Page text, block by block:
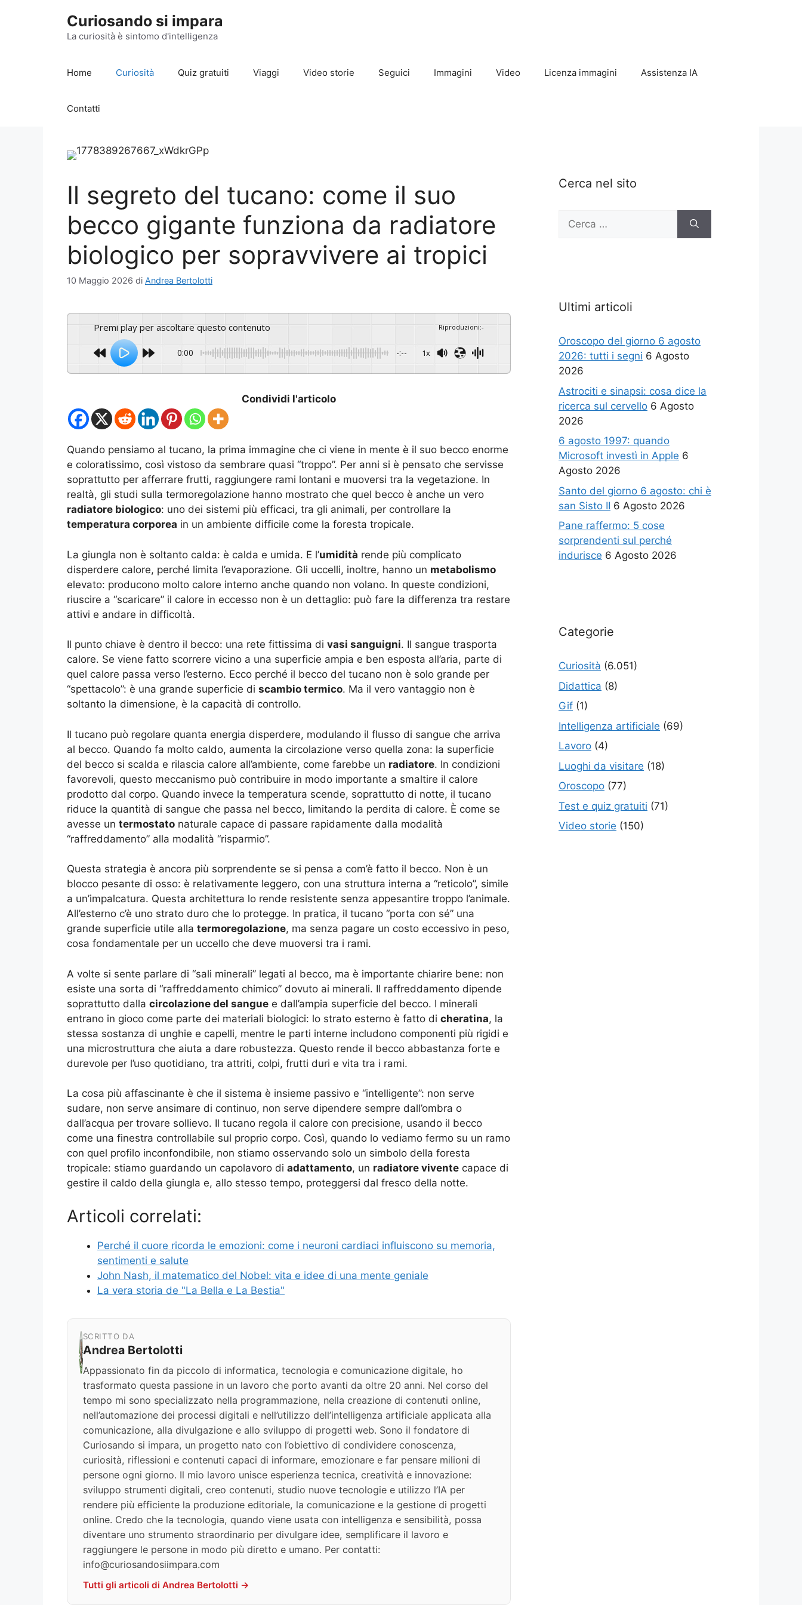
Curiosando si impara
La curiosità è sintomo d'intelligenza
Home Curiosità Quiz gratuiti Viaggi Video storie Seguici Immagini Video Licenza immagini Assistenza IA
Contatti
Il segreto del tucano: come il suo
becco gigante funziona da radiatore
biologico per sopravvivere ai tropici
10 Maggio 2026 di Andrea Bertolotti
Premi play per ascoltare questo contenuto Riproduzioni:-
0:00 -:-- 1x
Condividi l'articolo
Quando pensiamo al tucano, la prima immagine che ci viene in mente è il suo becco enorme
e coloratissimo, così vistoso da sembrare quasi “troppo”. Per anni si è pensato che servisse
soprattutto per afferrare frutti, raggiungere rami lontani e muoversi tra la vegetazione. In
realtà, gli studi sulla termoregolazione hanno mostrato che quel becco è anche un vero
radiatore biologico: uno dei sistemi più efficaci, tra gli animali, per controllare la
temperatura corporea in un ambiente difficile come la foresta tropicale.
La giungla non è soltanto calda: è calda e umida. E l’umidità rende più complicato
disperdere calore, perché limita l’evaporazione. Gli uccelli, inoltre, hanno un metabolismo
elevato: producono molto calore interno anche quando non volano. In queste condizioni,
riuscire a “scaricare” il calore in eccesso non è un dettaglio: può fare la differenza tra restare
attivi e andare in difficoltà.
Il punto chiave è dentro il becco: una rete fittissima di vasi sanguigni. Il sangue trasporta
calore. Se viene fatto scorrere vicino a una superficie ampia e ben esposta all’aria, parte di
quel calore passa verso l’esterno. Ecco perché il becco del tucano non è solo grande per
“spettacolo”: è una grande superficie di scambio termico. Ma il vero vantaggio non è
soltanto la dimensione, è la capacità di controllo.
Il tucano può regolare quanta energia disperdere, modulando il flusso di sangue che arriva
al becco. Quando fa molto caldo, aumenta la circolazione verso quella zona: la superficie
del becco si scalda e rilascia calore all’ambiente, come farebbe un radiatore. In condizioni
favorevoli, questo meccanismo può contribuire in modo importante a smaltire il calore
prodotto dal corpo. Quando invece la temperatura scende, soprattutto di notte, il tucano
riduce la quantità di sangue che passa nel becco, limitando la perdita di calore. È come se
avesse un termostato naturale capace di passare rapidamente dalla modalità
“raffreddamento” alla modalità “risparmio”.
Questa strategia è ancora più sorprendente se si pensa a com’è fatto il becco. Non è un
blocco pesante di osso: è relativamente leggero, con una struttura interna a “reticolo”, simile
a un’impalcatura. Questa architettura lo rende resistente senza appesantire troppo l’animale.
All’esterno c’è uno strato duro che lo protegge. In pratica, il tucano “porta con sé” una
grande superficie utile alla termoregolazione, ma senza pagare un costo eccessivo in peso,
cosa fondamentale per un uccello che deve muoversi tra i rami.
A volte si sente parlare di “sali minerali” legati al becco, ma è importante chiarire bene: non
esiste una sorta di “raffreddamento chimico” dovuto ai minerali. Il raffreddamento dipende
soprattutto dalla circolazione del sangue e dall’ampia superficie del becco. I minerali
entrano in gioco come parte dei materiali biologici: lo strato esterno è fatto di cheratina, la
stessa sostanza di unghie e capelli, mentre le parti interne includono componenti più rigidi e
una microstruttura che aiuta a dare robustezza. Questo rende il becco abbastanza forte e
durevole per l’uso quotidiano, tra attriti, colpi, frutti duri e vita tra i rami.
La cosa più affascinante è che il sistema è insieme passivo e “intelligente”: non serve
sudare, non serve ansimare di continuo, non serve dipendere sempre dall’ombra o
dall’acqua per trovare sollievo. Il tucano regola il calore con precisione, usando il becco
come una finestra controllabile sul proprio corpo. Così, quando lo vediamo fermo su un ramo
con quel profilo inconfondibile, non stiamo osservando solo un simbolo della foresta
tropicale: stiamo guardando un capolavoro di adattamento, un radiatore vivente capace di
gestire il caldo della giungla e, allo stesso tempo, proteggersi dal fresco della notte.
Articoli correlati:
Perché il cuore ricorda le emozioni: come i neuroni cardiaci influiscono su memoria,
sentimenti e salute
John Nash, il matematico del Nobel: vita e idee di una mente geniale
La vera storia de "La Bella e La Bestia"
SCRITTO DA
Andrea Bertolotti
Appassionato fin da piccolo di informatica, tecnologia e comunicazione digitale, ho
trasformato questa passione in un lavoro che porto avanti da oltre 20 anni. Nel corso del
tempo mi sono specializzato nella programmazione, nella creazione di contenuti online,
nell’automazione dei processi digitali e nell’utilizzo dell’intelligenza artificiale applicata alla
comunicazione, alla divulgazione e allo sviluppo di progetti web. Sono il fondatore di
Curiosando si impara, un progetto nato con l’obiettivo di condividere conoscenza,
curiosità, riflessioni e contenuti capaci di informare, emozionare e far pensare milioni di
persone ogni giorno. Il mio lavoro unisce esperienza tecnica, creatività e innovazione:
sviluppo strumenti digitali, creo contenuti, studio nuove tecnologie e utilizzo l’IA per
rendere più efficiente la produzione editoriale, la comunicazione e la gestione di progetti
online. Credo che la tecnologia, quando viene usata con intelligenza e sensibilità, possa
diventare uno strumento straordinario per divulgare idee, semplificare il lavoro e
raggiungere le persone in modo più diretto e umano. Per contatti:
info@curiosandosiimpara.com
Tutti gli articoli di Andrea Bertolotti →
Cerca nel sito
Ricerca
Ultimi articoli
Oroscopo del giorno 6 agosto
2026: tutti i segni 6 Agosto
2026
Astrociti e sinapsi: cosa dice la
ricerca sul cervello 6 Agosto
2026
6 agosto 1997: quando
Microsoft investì in Apple 6
Agosto 2026
Santo del giorno 6 agosto: chi è
san Sisto II 6 Agosto 2026
Pane raffermo: 5 cose
sorprendenti sul perché
indurisce 6 Agosto 2026
Categorie
Curiosità (6.051)
Didattica (8)
Gif (1)
Intelligenza artificiale (69)
Lavoro (4)
Luoghi da visitare (18)
Oroscopo (77)
Test e quiz gratuiti (71)
Video storie (150)